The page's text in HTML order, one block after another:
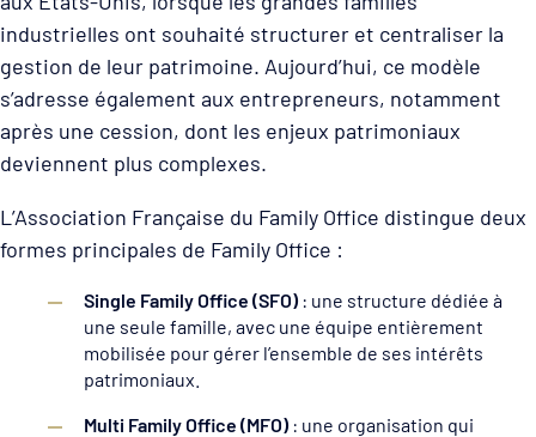
industrielles ont souhaité structurer et centraliser la
gestion de leur patrimoine. Aujourd’hui, ce modèle
s’adresse également aux entrepreneurs, notamment
après une cession, dont les enjeux patrimoniaux
deviennent plus complexes.
L’Association Française du Family Office distingue deux
formes principales de Family Office :
Single Family Office (SFO) : une structure dédiée à
une seule famille, avec une équipe entièrement
mobilisée pour gérer l’ensemble de ses intérêts
patrimoniaux.
Multi Family Office (MFO) : une organisation qui